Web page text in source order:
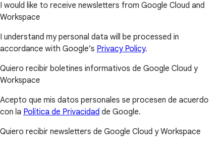
I would like to receive newsletters from Google Cloud and
Workspace
I understand my personal data will be processed in
accordance with Google’s Privacy Policy.
Quiero recibir boletines informativos de Google Cloud y
Workspace
Acepto que mis datos personales se procesen de acuerdo
con la Política de Privacidad de Google.
Quiero recibir newsletters de Google Cloud y Workspace